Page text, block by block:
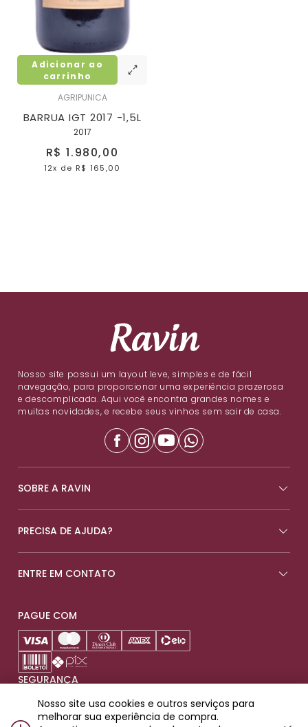
AGRIPUNICA
BARRUA IGT 2017 -1,5L
2017
R$ 1.980,00
12x de R$ 165,00
Adicionar ao
carrinho
Nosso site possui um layout leve, simples e de fácil
navegação, para proporcionar uma experiência prazerosa
e descomplicada. Aqui você encontra grandes nomes e
muitas novidades, e recebe seus vinhos sem sair de casa.
SOBRE A RAVIN
PRECISA DE AJUDA?
ENTRE EM CONTATO
PAGUE COM
SEGURANÇA
Nosso site usa cookies e outros serviços para
melhorar sua experiência de compra.